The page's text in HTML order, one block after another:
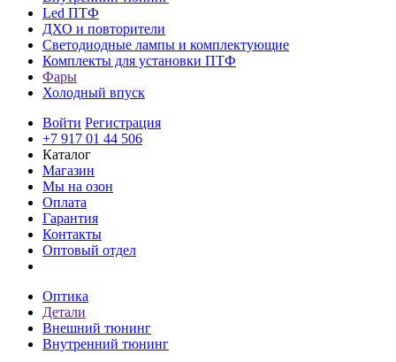
Led ПТФ
ДХО и повторители
Светодиодные лампы и комплектующие
Комплекты для установки ПТФ
Фары
Холодный впуск
Войти Регистрация
+7 917 01 44 506
Каталог
Магазин
Мы на озон
Оплата
Гарантия
Контакты
Оптовый отдел
Оптика
Детали
Внешний тюнинг
Внутренний тюнинг